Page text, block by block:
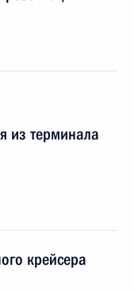
из терминала
крейсера